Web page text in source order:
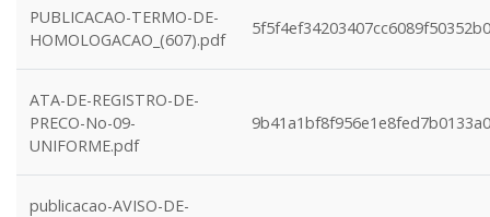
PUBLICACAO-TERMO-DE-
HOMOLOGACAO_(607).pdf
ATA-DE-REGISTRO-DE-
PRECO-No-09-
UNIFORME.pdf
publicacao-AVISO-DE-